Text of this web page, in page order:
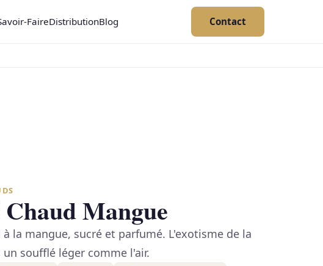
FaireDistributionBlog Contact
Chaud Mangue
à la mangue, sucré et parfumé. L'exotisme de la
soufflé léger comme l'air.